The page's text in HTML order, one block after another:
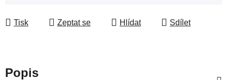
Tisk Zeptat se Hlídat Sdílet
Popis